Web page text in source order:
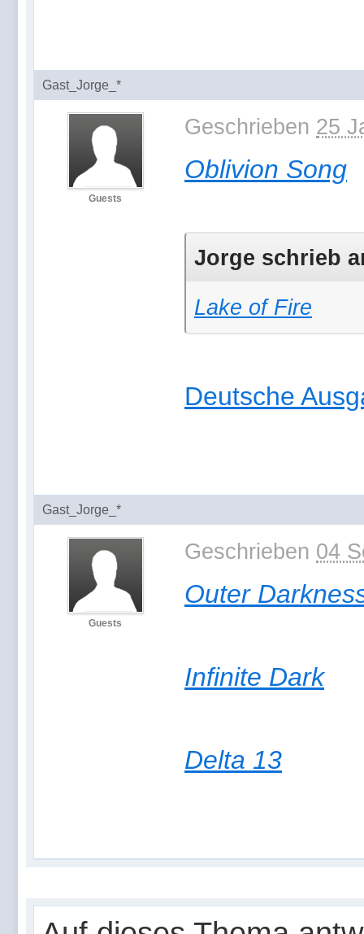
Gast_Jorge_*
Guests
Geschrieben 25
Oblivion Song
Jorge schrieb
Lake of Fire
Deutsche
Gast_Jorge_*
Guests
Geschrieben 04
Outer
Infinite Dark
Delta 13